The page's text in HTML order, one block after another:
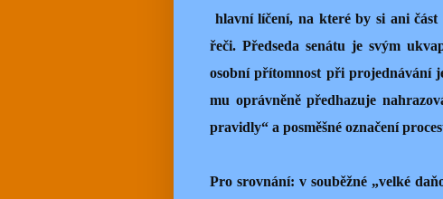
hlavní líčení, na které by si ani část
řeči. Předseda senátu je svým
osobní přítomnost při projednávání
mu oprávněně předhazuje
pravidly“ a posměšné označení
Pro srovnání: v souběžné „velké